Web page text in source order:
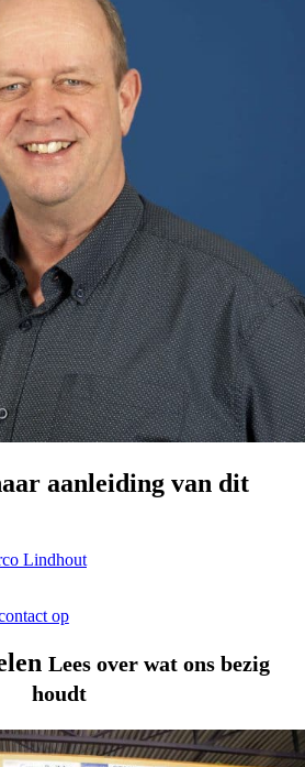
aanleiding van dit
Lindhout
op
Lees over wat ons bezig
houdt